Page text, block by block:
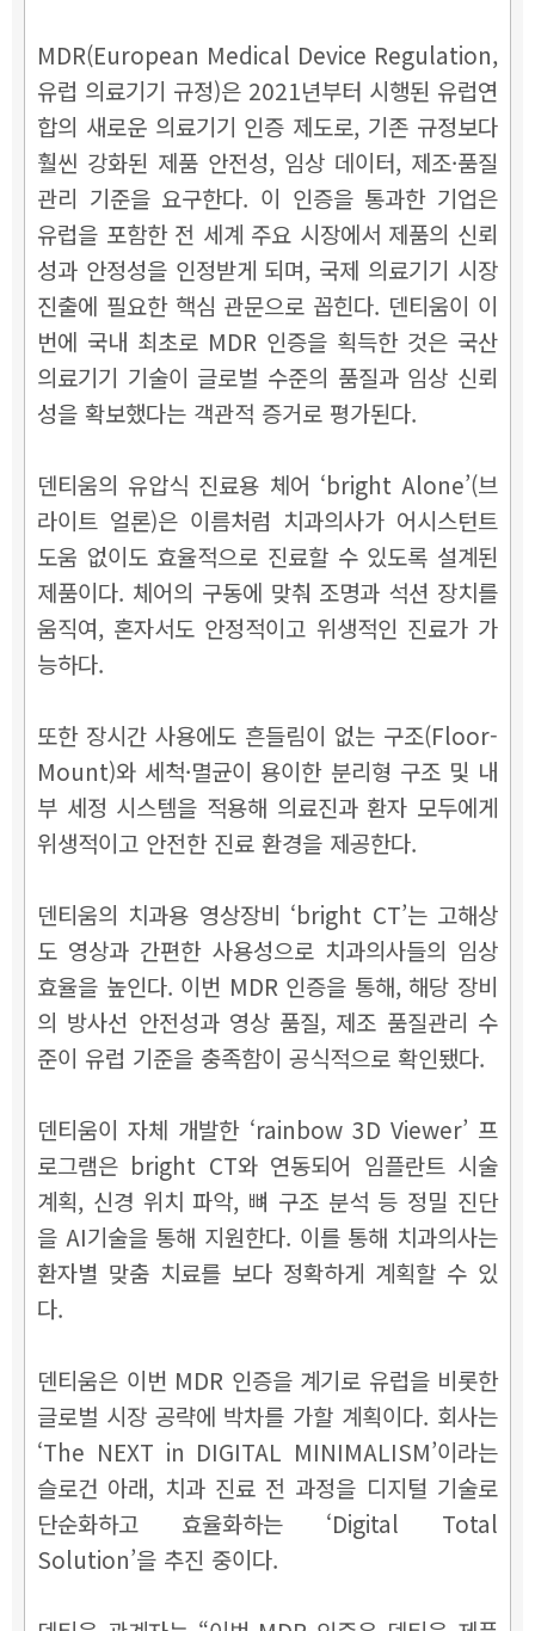
MDR(European Medical Device Regulation,
유럽 의료기기 규정)은 2021년부터 시행된 유럽연
합의 새로운 의료기기 인증 제도로, 기존 규정보다
훨씬 강화된 제품 안전성, 임상 데이터, 제조·품질
관리 기준을 요구한다. 이 인증을 통과한 기업은
유럽을 포함한 전 세계 주요 시장에서 제품의 신뢰
성과 안정성을 인정받게 되며, 국제 의료기기 시장
진출에 필요한 핵심 관문으로 꼽힌다. 덴티움이 이
번에 국내 최초로 MDR 인증을 획득한 것은 국산
의료기기 기술이 글로벌 수준의 품질과 임상 신뢰
성을 확보했다는 객관적 증거로 평가된다.
덴티움의 유압식 진료용 체어 ‘bright Alone’(브
라이트 얼론)은 이름처럼 치과의사가 어시스턴트
도움 없이도 효율적으로 진료할 수 있도록 설계된
제품이다. 체어의 구동에 맞춰 조명과 석션 장치를
움직여, 혼자서도 안정적이고 위생적인 진료가 가
능하다.
또한 장시간 사용에도 흔들림이 없는 구조(Floor-
Mount)와 세척·멸균이 용이한 분리형 구조 및 내
부 세정 시스템을 적용해 의료진과 환자 모두에게
위생적이고 안전한 진료 환경을 제공한다.
덴티움의 치과용 영상장비 ‘bright CT’는 고해상
도 영상과 간편한 사용성으로 치과의사들의 임상
효율을 높인다. 이번 MDR 인증을 통해, 해당 장비
의 방사선 안전성과 영상 품질, 제조 품질관리 수
준이 유럽 기준을 충족함이 공식적으로 확인됐다.
덴티움이 자체 개발한 ‘rainbow 3D Viewer’ 프
로그램은 bright CT와 연동되어 임플란트 시술
계획, 신경 위치 파악, 뼈 구조 분석 등 정밀 진단
을 AI기술을 통해 지원한다. 이를 통해 치과의사는
환자별 맞춤 치료를 보다 정확하게 계획할 수 있
다.
덴티움은 이번 MDR 인증을 계기로 유럽을 비롯한
글로벌 시장 공략에 박차를 가할 계획이다. 회사는
‘The NEXT in DIGITAL MINIMALISM’이라는
슬로건 아래, 치과 진료 전 과정을 디지털 기술로
단순화하고 효율화하는 ‘Digital Total
Solution’을 추진 중이다.